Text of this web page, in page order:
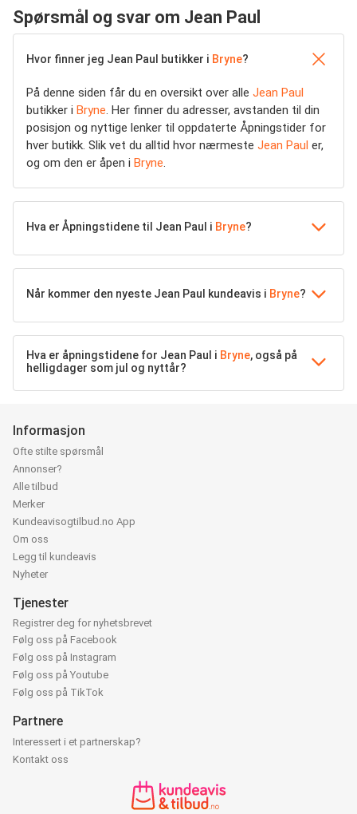
Spørsmål og svar om Jean Paul
Hvor finner jeg Jean Paul butikker i Bryne?
På denne siden får du en oversikt over alle Jean Paul
butikker i Bryne. Her finner du adresser, avstanden til din
posisjon og nyttige lenker til oppdaterte Åpningstider for
hver butikk. Slik vet du alltid hvor nærmeste Jean Paul er,
og om den er åpen i Bryne.
Hva er Åpningstidene til Jean Paul i Bryne?
Når kommer den nyeste Jean Paul kundeavis i Bryne?
Hva er åpningstidene for Jean Paul i Bryne, også på
helligdager som jul og nyttår?
Informasjon
Ofte stilte spørsmål
Annonser?
Alle tilbud
Merker
Kundeavisogtilbud.no App
Om oss
Legg til kundeavis
Nyheter
Tjenester
Registrer deg for nyhetsbrevet
Følg oss på Facebook
Følg oss på Instagram
Følg oss på Youtube
Følg oss på TikTok
Partnere
Interessert i et partnerskap?
Kontakt oss